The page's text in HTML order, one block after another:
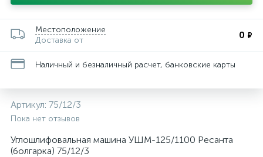
Местоположение
Доставка от
0 ₽
Наличный и безналичный расчет, банковские карты
Артикул: 75/12/3
Пока нет отзывов
Углошлифовальная машина УШМ-125/1100 Ресанта
(болгарка) 75/12/3